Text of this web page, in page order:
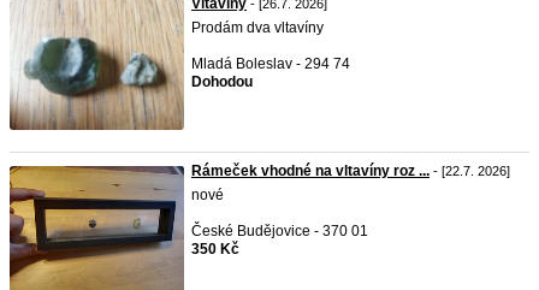
Vltavíny - [26.7. 2026]
Prodám dva vltavíny
Mladá Boleslav - 294 74
Dohodou
Rámeček vhodné na vltavíny roz ... - [22.7. 2026]
nové
České Budějovice - 370 01
350 Kč